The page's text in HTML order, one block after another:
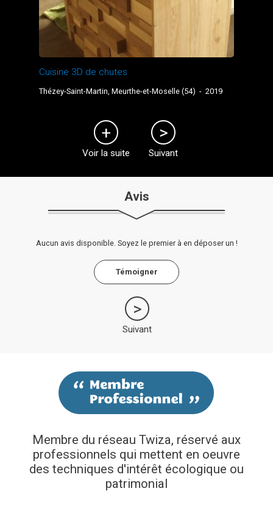
Cuisine 3D de chutes
Thézey-Saint-Martin, Meurthe-et-Moselle (54) - 2019
Voir la suite Suivant
Avis
Aucun avis disponible. Soyez le premier à en déposer un !
Témoigner
Suivant
Membre du réseau Twiza, réservé aux
professionnels qui mettent en oeuvre
des techniques d'intérêt écologique ou
patrimonial